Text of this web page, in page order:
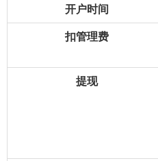
开户时间
扣管理费
提现